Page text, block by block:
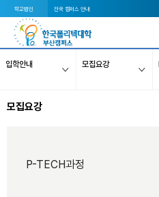
학교법인 전국 캠퍼스 안내
입학안내 모집요강
모집요강
P-TECH과정